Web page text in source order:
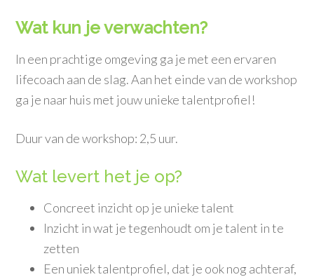
Wat kun je verwachten?
In een prachtige omgeving ga je met een ervaren
lifecoach aan de slag. Aan het einde van de workshop
ga je naar huis met jouw unieke talentprofiel!
Duur van de workshop: 2,5 uur.
Wat levert het je op?
Concreet inzicht op je unieke talent
Inzicht in wat je tegenhoudt om je talent in te
zetten
Een uniek talentprofiel, dat je ook nog achteraf,